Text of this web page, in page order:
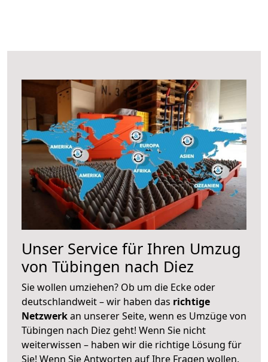
Unser Service für Ihren Umzug
von Tübingen nach Diez
Sie wollen umziehen? Ob um die Ecke oder
deutschlandweit – wir haben das richtige
Netzwerkan unserer Seite, wenn es Umzüge von
Tübingen nach Diez geht! Wenn Sie nicht
weiterwissen – haben wir die richtige Lösung für
Sie! Wenn Sie Antworten auf Ihre Fragen wollen,